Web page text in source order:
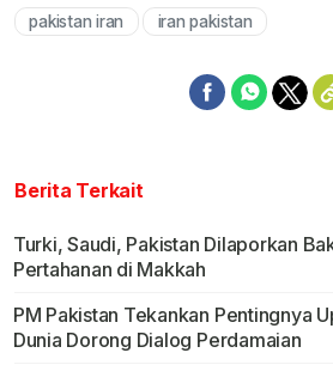
pakistan iran iran pakistan
Berita Terkait
Turki, Saudi, Pakistan Dilaporkan
Pertahanan di Makkah
PM Pakistan Tekankan Pentingnya
Dunia Dorong Dialog Perdamaian